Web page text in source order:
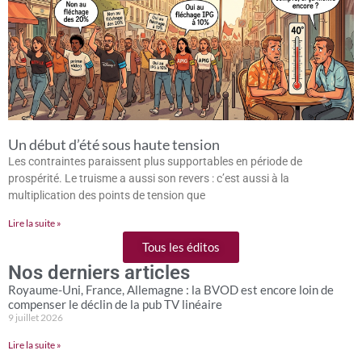
Un début d’été sous haute tension
Les contraintes paraissent plus supportables en période de
prospérité. Le truisme a aussi son revers : c’est aussi à la
multiplication des points de tension que
Lire la suite »
Tous les éditos
Nos derniers articles
Royaume-Uni, France, Allemagne : la BVOD est encore loin de
compenser le déclin de la pub TV linéaire
9 juillet 2026
Lire la suite »